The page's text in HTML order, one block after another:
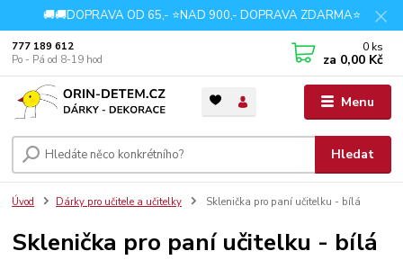
🚚🚚DOPRAVA OD 65,- ⭐NAD 900,- DOPRAVA ZDARMA⭐
Menu
Hledat
777 189 612
Po - Pá od 8-19 hod
0 ks
za 0,00 Kč
Úvod Dárky pro učitele a učitelky Sklenička pro paní učitelku - bílá
Sklenička pro paní učitelku - bílá